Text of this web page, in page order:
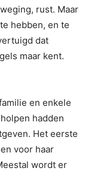
rust. Maar
hebben, en te
dat
maar kent.
en enkele
hadden
Het eerste
voor haar
wordt er